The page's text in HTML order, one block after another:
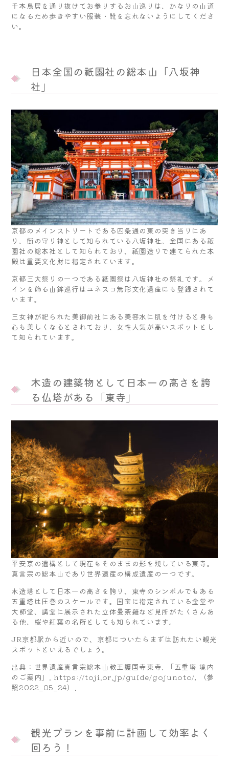
千本鳥居を通り抜けてお参りするお山巡りは、かなりの山道
になるため歩きやすい服装・靴を忘れないようにしてくださ
い。
日本全国の祇園社の総本山「八坂神
社」
京都のメインストリートである四条通の東の突き当りにあ
り、街の守り神として知られている八坂神社。全国にある祇
園社の総本社として知られており、祇園造りで建てられた本
殿は重要文化財に指定されています。
京都三大祭りの一つである祇園祭は八坂神社の祭礼です。メ
インを飾る山鉾巡行はユネスコ無形文化遺産にも登録されて
います。
三女神が祀られた美御前社にある美容水に肌を付けると身も
心も美しくなるとされており、女性人気が高いスポットとし
て知られています。
木造の建築物として日本一の高さを誇
る仏塔がある「東寺」
平安京の遺構として現在もそのままの形を残している東寺。
真言宗の総本山であり世界遺産の構成遺産の一つです。
木造塔として日本一の高さを誇り、東寺のシンボルでもある
五重塔は圧巻のスケールです。国宝に指定されている金堂や
大師堂、講堂に展示された立体曼荼羅など見所がたくさんあ
る他、桜や紅葉の名所としても知られています。
JR京都駅から近いので、京都についたらまずは訪れたい観光
スポットといえるでしょう。
出典：世界遺産真言宗総本山教王護国寺東寺. 「五重塔 境内
のご案内」. https://toji.or.jp/guide/gojunoto/, （参
照2022_05_24）.
観光プランを事前に計画して効率よく
回ろう！